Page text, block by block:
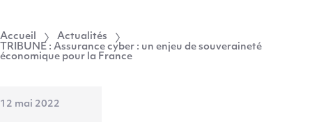
Accueil
Actualités
TRIBUNE : Assurance cyber : un enjeu de souveraineté
économique pour la France
12 mai 2022